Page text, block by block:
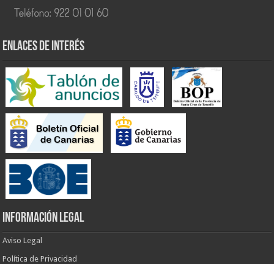
ENLACES DE INTERÉS
INFORMACIÓN LEGAL
Aviso Legal
Política de Privacidad